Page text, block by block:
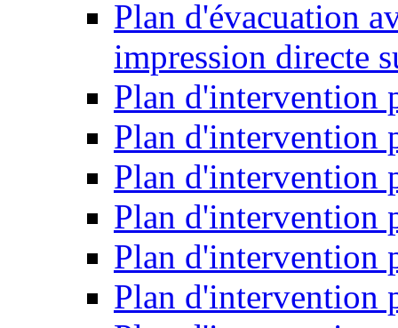
Plan d'évacuation
impression directe
Plan d'intervention
Plan d'intervention
Plan d'intervention
Plan d'intervention
Plan d'intervention
Plan d'intervention